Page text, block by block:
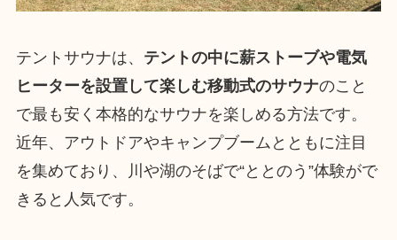
テントサウナは、 テントの中に薪ストーブや電気
ヒーターを設置して楽しむ移動式のサウナのこと
で最も安く本格的なサウナを楽しめる方法です。
近年、アウトドアやキャンプブームとともに注目
を集めており、川や湖のそばで“ととのう”体験がで
きると人気です。